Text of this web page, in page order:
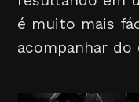
é muito mais
acompanhar